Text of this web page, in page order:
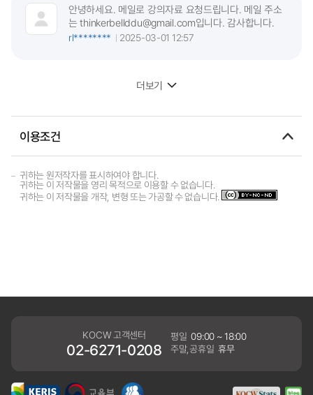
안녕하세요. 메일로 강의자료 요청드립니다. 메일 주소
는 thinkerbellddu@gmail.com입니다. 감사합니다.
rl********
2025-03-01 12:57
더보기
이용조건
귀하는 원저작자를 표시하여야 합니다.
귀하는 이 저작물을 영리 목적으로 이용할 수 없습니다.
귀하는 이 저작물을 개작, 변형 또는 가공할 수 없습니다.
KOCW 고객센터
02-6271-0208
평일 09:00 ~ 18:00
주말,공휴일 휴무